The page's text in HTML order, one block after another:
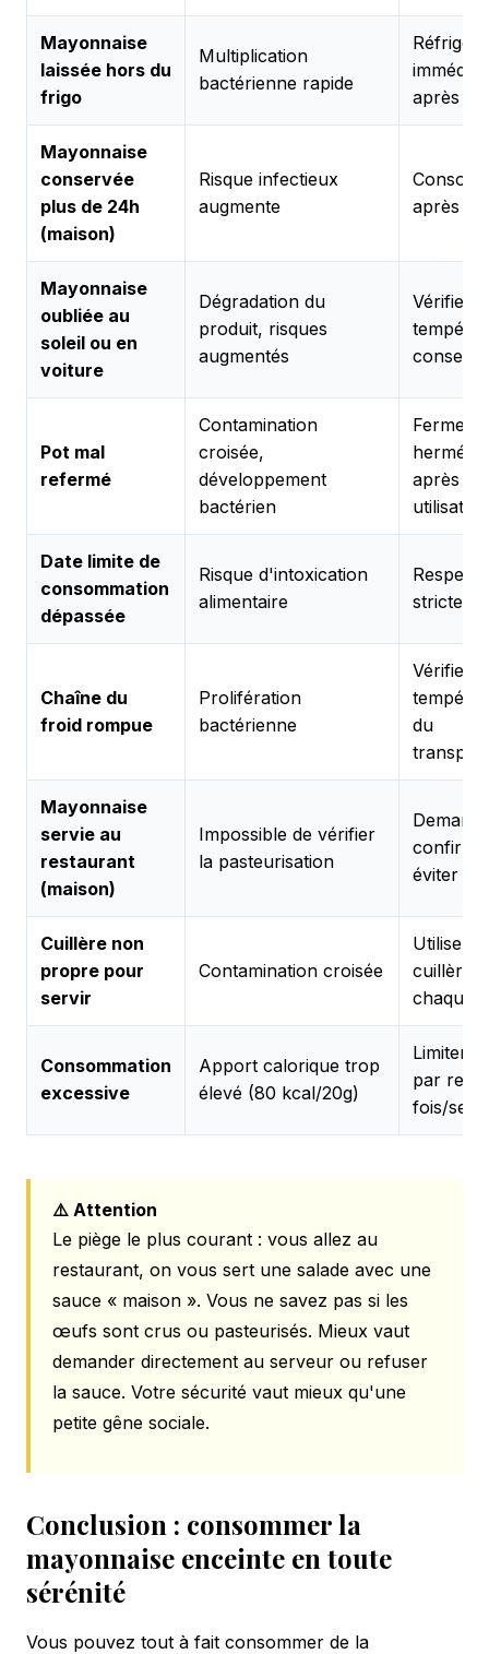
Mayonnaise
laissée hors du
frigo
Multiplication
bactérienne rapide
après
Mayonnaise
conservée
plus de 24h
(maison)
Risque infectieux
augmente
après
Mayonnaise
oubliée au
soleil ou en
voiture
Dégradation du
produit, risques
augmentés
Vérifier
Pot mal
refermé
Contamination
croisée,
développement
bactérien
Fermer
après
utilisation
Date limite de
consommation
dépassée
Risque d'intoxication
alimentaire
Chaîne du
froid rompue
Prolifération
bactérienne
Vérifier
du
Mayonnaise
servie au
restaurant
(maison)
Impossible de vérifier
la pasteurisation
éviter
Cuillère non
propre pour
servir
Contamination croisée
Utiliser
cuillère
chaque
Consommation
excessive
Apport calorique trop
élevé (80 kcal/20g)
Limiter à
par
fois/
⚠️ Attention
Le piège le plus courant : vous allez au
restaurant, on vous sert une salade avec une
sauce « maison ». Vous ne savez pas si les
œufs sont crus ou pasteurisés. Mieux vaut
demander directement au serveur ou refuser
la sauce. Votre sécurité vaut mieux qu'une
petite gêne sociale.
Conclusion : consommer la
mayonnaise enceinte en toute
sérénité
Vous pouvez tout à fait consommer de la